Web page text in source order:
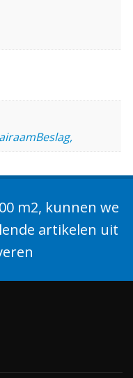
m2, kunnen we
artikelen uit